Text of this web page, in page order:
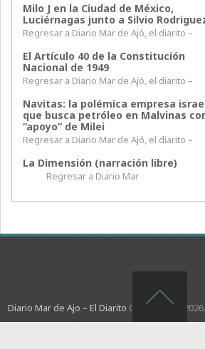
Milo J en la Ciudad de México,
Luciérnagas junto a Silvio
Regresar a Diario Mar de Ajó, el diarito –
El Artículo 40 de la Constitución
Nacional de 1949
Regresar a Diario Mar de Ajó, el diarito –
Navitas: la polémica empresa
que busca petróleo en Malvinas
“apoyo” de Milei
Regresar a Diario Mar de Ajó, el diarito –
La Dimensión (narración libre)
Regresar a Diario Mar
Diario Mar de Ajo – El Diarito Copyright © 2026.